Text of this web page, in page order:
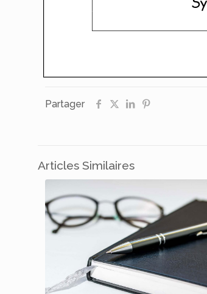
Partager
Articles Similaires